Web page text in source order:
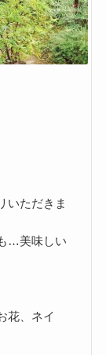
いただきま
…美味しい
花、ネイ